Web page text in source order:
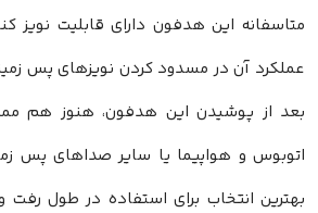
متاسفانه این هدفون دارای قابلیت
عملکرد آن در مسدود کردن نویزهای پس
بعد از پوشیدن این هدفون، هنوز هم
اتوبوس و هواپیما یا سایر صداهای پس
بهترین انتخاب برای استفاده در طول رفت